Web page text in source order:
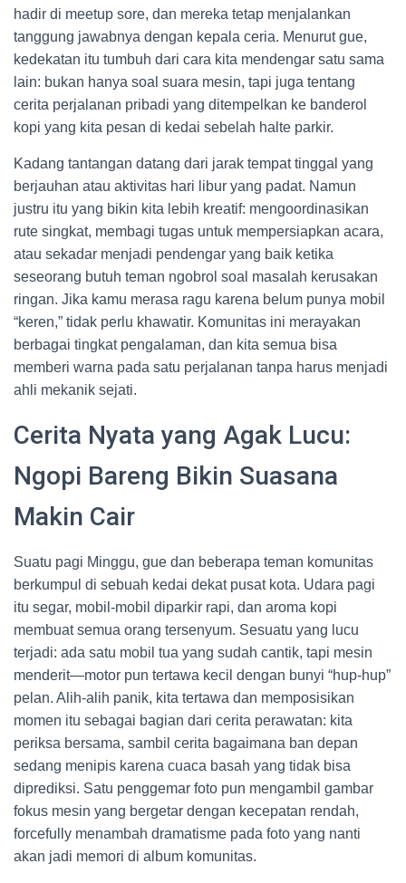
hadir di meetup sore, dan mereka tetap menjalankan
tanggung jawabnya dengan kepala ceria. Menurut gue,
kedekatan itu tumbuh dari cara kita mendengar satu sama
lain: bukan hanya soal suara mesin, tapi juga tentang
cerita perjalanan pribadi yang ditempelkan ke banderol
kopi yang kita pesan di kedai sebelah halte parkir.
Kadang tantangan datang dari jarak tempat tinggal yang
berjauhan atau aktivitas hari libur yang padat. Namun
justru itu yang bikin kita lebih kreatif: mengoordinasikan
rute singkat, membagi tugas untuk mempersiapkan acara,
atau sekadar menjadi pendengar yang baik ketika
seseorang butuh teman ngobrol soal masalah kerusakan
ringan. Jika kamu merasa ragu karena belum punya mobil
“keren,” tidak perlu khawatir. Komunitas ini merayakan
berbagai tingkat pengalaman, dan kita semua bisa
memberi warna pada satu perjalanan tanpa harus menjadi
ahli mekanik sejati.
Cerita Nyata yang Agak Lucu:
Ngopi Bareng Bikin Suasana
Makin Cair
Suatu pagi Minggu, gue dan beberapa teman komunitas
berkumpul di sebuah kedai dekat pusat kota. Udara pagi
itu segar, mobil-mobil diparkir rapi, dan aroma kopi
membuat semua orang tersenyum. Sesuatu yang lucu
terjadi: ada satu mobil tua yang sudah cantik, tapi mesin
menderit—motor pun tertawa kecil dengan bunyi “hup-hup”
pelan. Alih-alih panik, kita tertawa dan memposisikan
momen itu sebagai bagian dari cerita perawatan: kita
periksa bersama, sambil cerita bagaimana ban depan
sedang menipis karena cuaca basah yang tidak bisa
diprediksi. Satu penggemar foto pun mengambil gambar
fokus mesin yang bergetar dengan kecepatan rendah,
forcefully menambah dramatisme pada foto yang nanti
akan jadi memori di album komunitas.